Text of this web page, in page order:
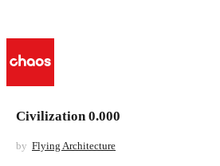
Civilization 0.000
by Flying Architecture